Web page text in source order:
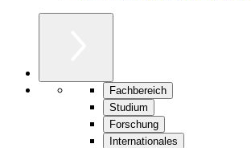
Fachbereich
Studium
Forschung
Internationales